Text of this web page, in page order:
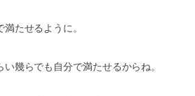
たせるように。
幾らでも自分で満たせるからね。